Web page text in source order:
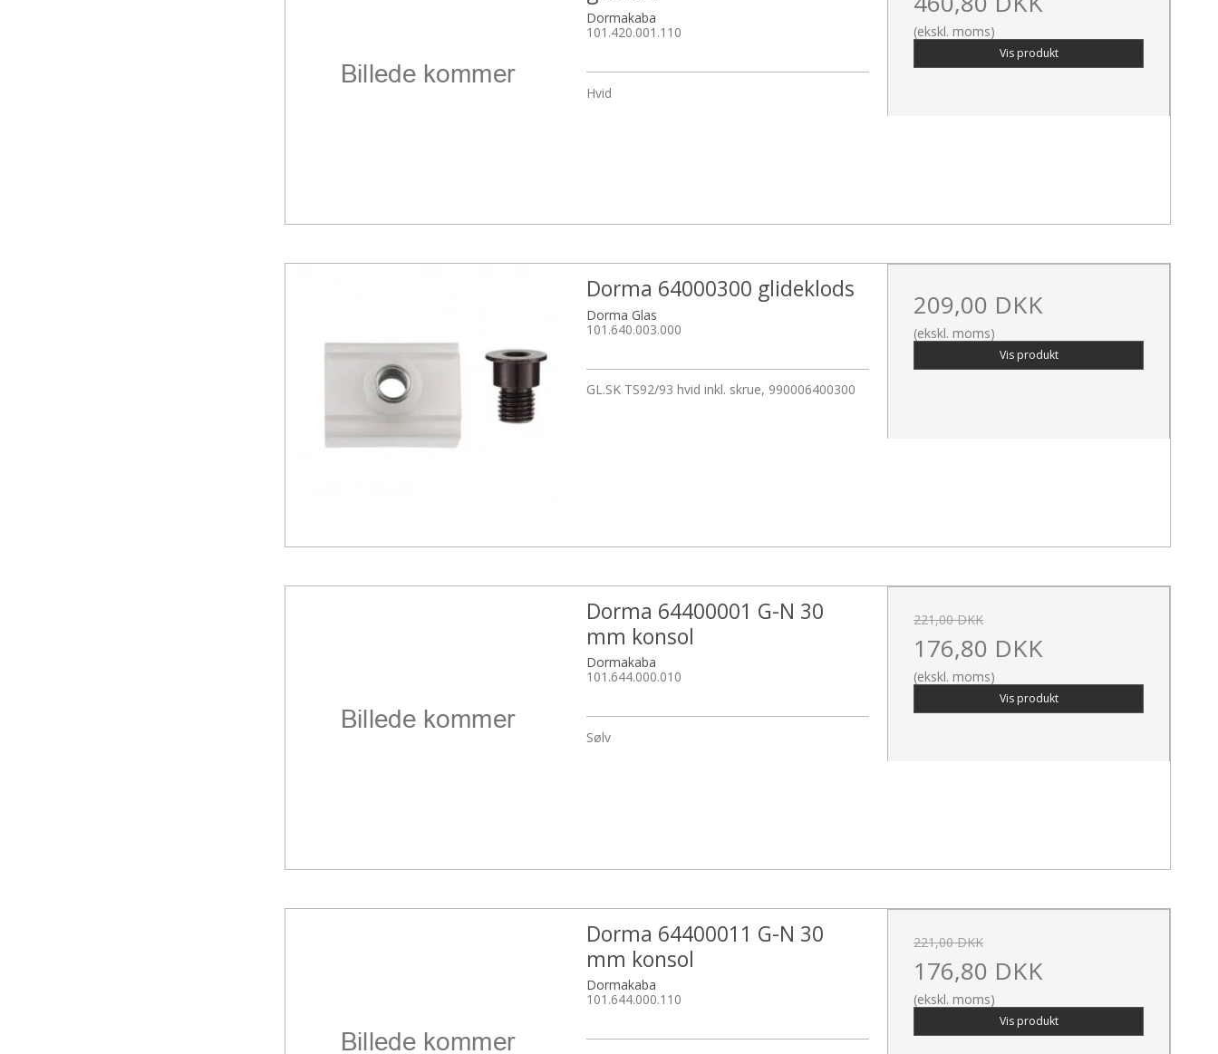
Dormakaba
101.420.001.110
Hvid
(ekskl. moms)
Vis produkt
Dorma 64000300 glideklods
Dorma Glas
101.640.003.000
GL.SK TS92/93 hvid inkl. skrue, 990006400300
209,00 DKK
(ekskl. moms)
Vis produkt
Dorma 64400001 G-N 30
mm konsol
Dormakaba
101.644.000.010
Sølv
221,00 DKK
176,80 DKK
(ekskl. moms)
Vis produkt
Dorma 64400011 G-N 30
mm konsol
Dormakaba
101.644.000.110
221,00 DKK
176,80 DKK
(ekskl. moms)
Vis produkt